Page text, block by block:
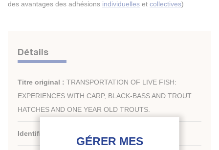
des avantages des adhésions individuelles et collectives)
Détails
Titre original : TRANSPORTATION OF LIVE FISH:
EXPERIENCES WITH CARP, BLACK-BASS AND TROUT
HATCHES AND ONE YEAR OLD TROUTS.
Identifiant de la fiche :